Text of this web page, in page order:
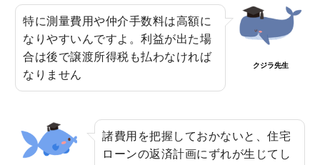
特に測量費用や仲介手数料は高額に
なりやすいんですよ。利益が出た場
合は後で譲渡所得税も払わなければ
なりません
クジラ先生
諸費用を把握しておかないと、住宅
ローンの返済計画にずれが生じてし